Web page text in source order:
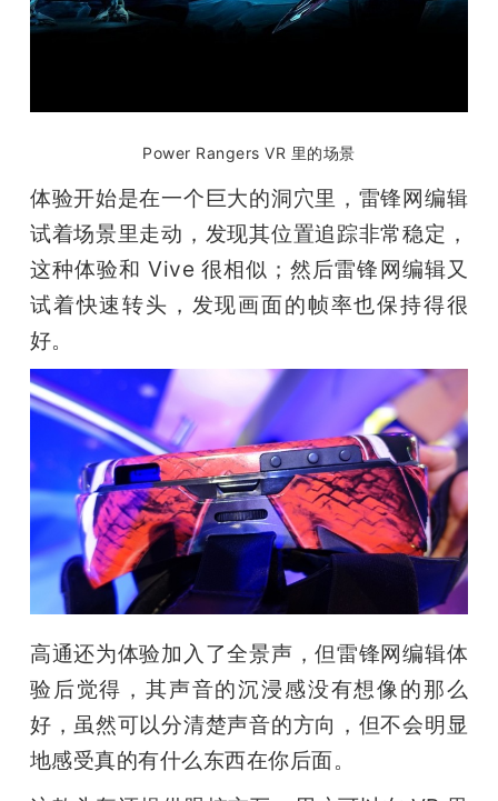
Power Rangers VR 里的场景
体验开始是在一个巨大的洞穴里，雷锋网编辑
试着场景里走动，发现其位置追踪非常稳定，
这种体验和 Vive 很相似；然后雷锋网编辑又
试着快速转头，发现画面的帧率也保持得很
好。
高通还为体验加入了全景声，但雷锋网编辑体
验后觉得，其声音的沉浸感没有想像的那么
好，虽然可以分清楚声音的方向，但不会明显
地感受真的有什么东西在你后面。